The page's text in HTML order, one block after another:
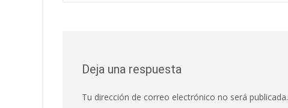
entradas
Deja una respuesta
Tu dirección de correo electrónico no será publicada.